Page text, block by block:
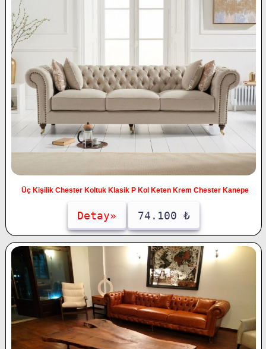
Üç Kişilik Chester Koltuk Klasik P Kol Keten Krem Chester Kanepe
Detay» 74.100 ₺